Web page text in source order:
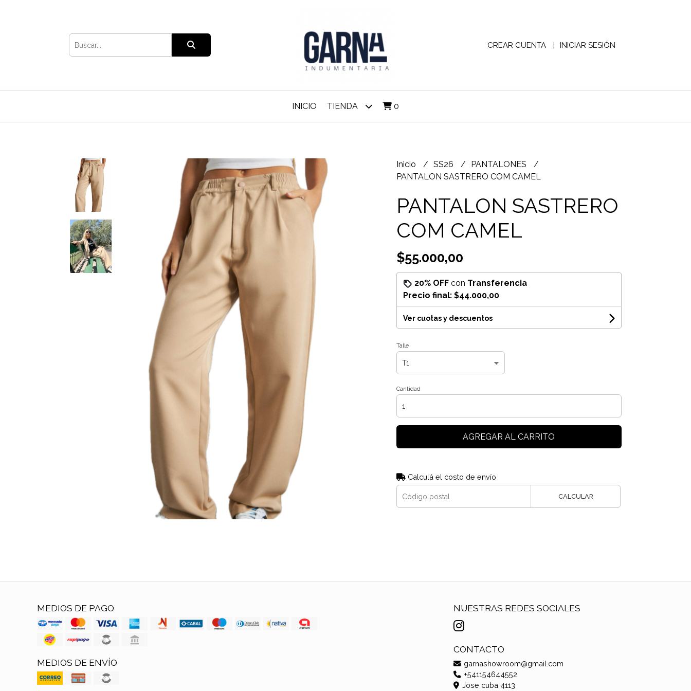
CREAR CUENTA INICIAR SESIÓN
INICIO TIENDA 0
Inicio SS26
PANTALONES
PANTALON SASTRERO COM CAMEL
PANTALON SASTRERO
COM CAMEL
$55.000,00
20% OFFcon Transferencia
Precio final: $44.000,00
Ver cuotas y descuentos
Talle
Cantidad
AGREGAR AL CARRITO
Calculá el costo de envío
CALCULAR
MEDIOS DE PAGO
MEDIOS DE ENVÍO
NUESTRAS REDES SOCIALES
CONTACTO
garnashowroom@gmail.com
+541154644552
Jose cuba 4113